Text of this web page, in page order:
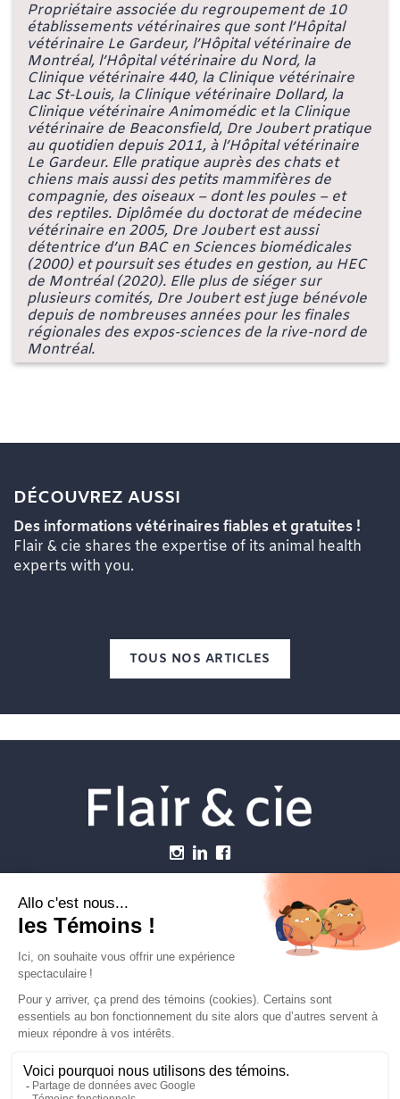
Propriétaire associée du regroupement de 10
établissements vétérinaires que sont l’Hôpital
vétérinaire Le Gardeur, l’Hôpital vétérinaire de
Montréal, l’Hôpital vétérinaire du Nord, la
Clinique vétérinaire 440, la Clinique vétérinaire
Lac St-Louis, la Clinique vétérinaire Dollard, la
Clinique vétérinaire Animomédic et la Clinique
vétérinaire de Beaconsfield, Dre Joubert pratique
au quotidien depuis 2011, à l’Hôpital vétérinaire
Le Gardeur. Elle pratique auprès des chats et
chiens mais aussi des petits mammifères de
compagnie, des oiseaux – dont les poules – et
des reptiles. Diplômée du doctorat de médecine
vétérinaire en 2005, Dre Joubert est aussi
détentrice d’un BAC en Sciences biomédicales
(2000) et poursuit ses études en gestion, au HEC
de Montréal (2020). Elle plus de siéger sur
plusieurs comités, Dre Joubert est juge bénévole
depuis de nombreuses années pour les finales
régionales des expos-sciences de la rive-nord de
Montréal.
DÉCOUVREZ AUSSI
Des informations vétérinaires fiables et gratuites !
Flair & cie shares the expertise of its animal health
experts with you.
TOUS NOS ARTICLES
Établissements vétérinaires
Carrière
Contactez-nous